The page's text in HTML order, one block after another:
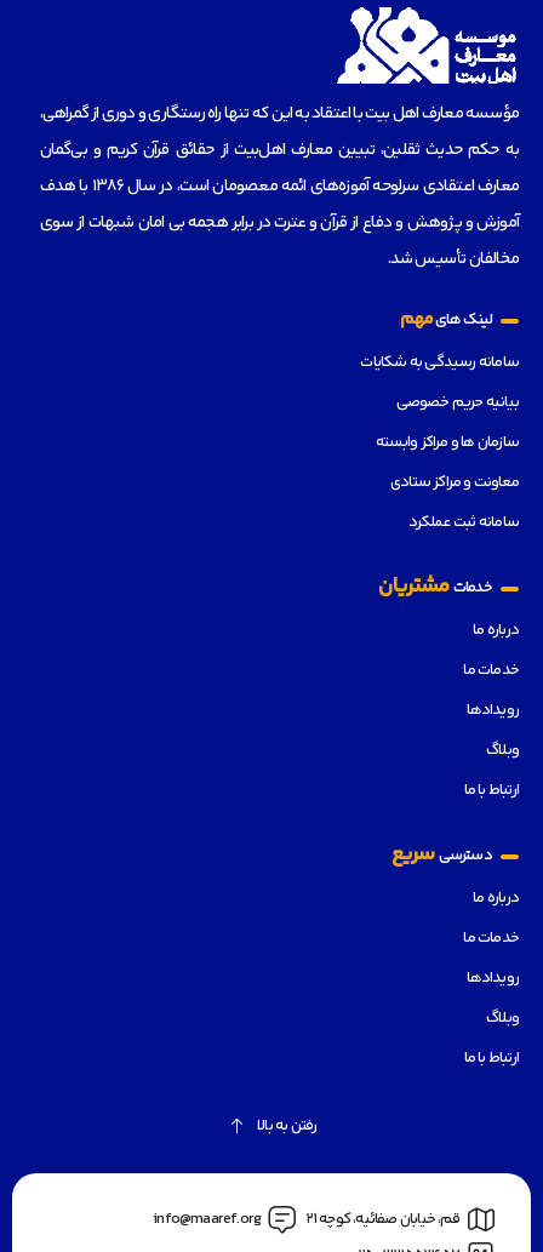
مؤسسه‌ معارف اهل بیت با اعتقاد به این که تنها راه رستگاری و دوری از گمراهی،
به حکم حدیث ثقلین، تبیین معارف اهل‌بیت از حقائق قرآن کریم و بی‌گمان
معارف اعتقادی سرلوحه آموزه‌های ائمه معصومان است، در سال 1386 با هدف
آموزش و پژوهش و دفاع از قرآن و عترت در برابر هجمه بی امان شبهات از سوی
مخالفان تأسیس شد.
لینک هایمهم
سامانه رسیدگی به شکایات
بیانیه حریم خصوصی
سازمان ها و مراکز وابسته
معاونت و مراکز ستادی
سامانه ثبت عملکرد
خدماتمشتریان
درباره ما
خدمات ما
رویدادها
وبلاگ
ارتباط با ما
دسترسیسریع
درباره ما
خدمات ما
رویدادها
وبلاگ
ارتباط با ما
رفتن به بالا
قم، خیابان صفائیه، کوچه 21
info@maaref.org